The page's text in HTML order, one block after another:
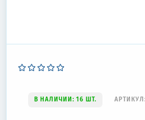
В НАЛИЧИИ: 16 ШТ. АРТИКУЛ: